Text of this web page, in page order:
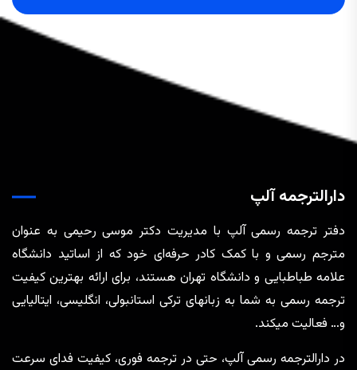
دارالترجمه آلپ
دفتر ترجمه رسمی آلپ با مدیریت دکتر موسی رحیمی به عنوان
مترجم رسمی و با کمک کادر حرفه‌ای خود که از اساتید دانشگاه
علامه طباطبایی و دانشگاه تهران هستند، برای ارائه بهترین کیفیت
ترجمه رسمی به شما به زبانهای ترکی استانبولی، انگلیسی، ایتالیایی
و… فعالیت میکند.
در دارالترجمه رسمی آلپ، حتی در ترجمه‌ فوری، کیفیت فدای سرعت